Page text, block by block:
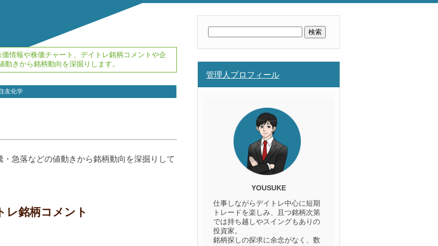
情報や株価チャート、デイトレ銘柄コメントや企
きから銘柄動向を深掘りします。
友化学
急落などの値動きから銘柄動向を深掘りして
レ銘柄コメント
検
索:
管理人プロフィール
YOUSUKE
仕事しながらデイトレ中心に短期
トレードを楽しみ、且つ銘柄次第
では持ち越しやスイングもありの
投資家。
銘柄探しの探求に余念がなく、数